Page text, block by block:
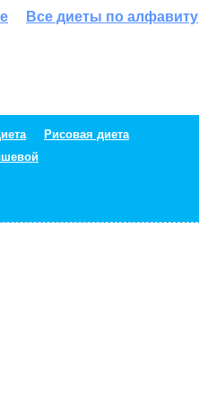
Все диеты по алфавиту
Рисовая диета